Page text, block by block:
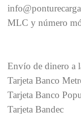
MLC y número
Envío de dinero a
Tarjeta Banco
Tarjeta Banco
Tarjeta Bandec